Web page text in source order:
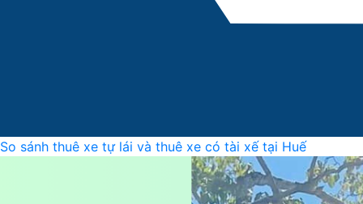
So sánh thuê xe tự lái và thuê xe có tài xế tại Huế